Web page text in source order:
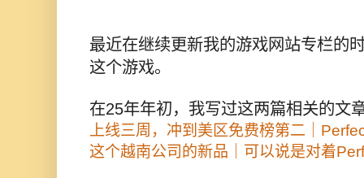
最近在继续更新我的游戏网站专栏的
这个游戏。
在25年年初，我写过这两篇相关的文
上线三周，冲到美区免费榜第二｜
这个越南公司的新品｜可以说是对着